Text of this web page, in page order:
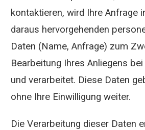
kontaktieren, wird Ihre Anfrage
daraus hervorgehenden
Daten (Name, Anfrage) zum
Bearbeitung Ihres Anliegens
und verarbeitet. Diese Daten
ohne Ihre Einwilligung weiter.
Die Verarbeitung dieser Daten